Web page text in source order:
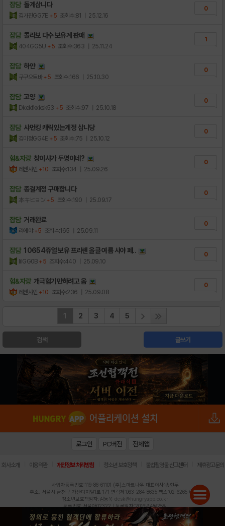
잡담 돌계삽니다
김가진GG7E +5 조회수:81 | 25.12.16
0
잡담 콜라보 다수 보유계 판매
404GG5U +5 조회수:363 | 25.11.24
1
잡담 하얀
구구으트바+5 조회수:166 | 25.10.30
0
잡담 고양
Dkekfkxksk53 +5 조회수:97 | 25.10.18
0
잡담 샤먼킹 캐릭있는계정 삽니당
김미정GG4E +5 조회수:75 | 25.10.12
0
혐&자랑 창이샤가 두명이네?
레겐샤인 +10 조회수:134 | 25.09.26
0
잡담 종결계정 구매합니다
本キヒョン +5 조회수:190 | 25.09.17
0
잡담 거래완료
리에야 +5 조회수:165 | 25.09.11
0
잡담 10654쥬얼 보유 프리렌 올클 여름 사야 페..
lilGG0B +5 조회수:440 | 25.09.10
0
혐&자랑 개극혐기만하려고 옴
레겐샤인 +10 조회수:236 | 25.09.08
0
1 2 3 4 5
검색 글쓰기
로그인 PC버전 전체앱
회사소개 이용약관 개인정보 처리방침 청소년 보호정책 불법촬영물 신고센터 제휴광고문의
사업자등록번호:119-86-61101 (주)스마트나우 대표이사:송현두
주소: 서울시 금천구 가산디지털1로 171 연락처:063-284-8635 팩스:02-6265-0377
청소년보호책임자:김동욱 desk@hungryapp.co.kr
등록번호:서울아02322 | 등록일자:2016년4월25일
발행인:(주)스마트나우 송현두 | 편집인:김동욱